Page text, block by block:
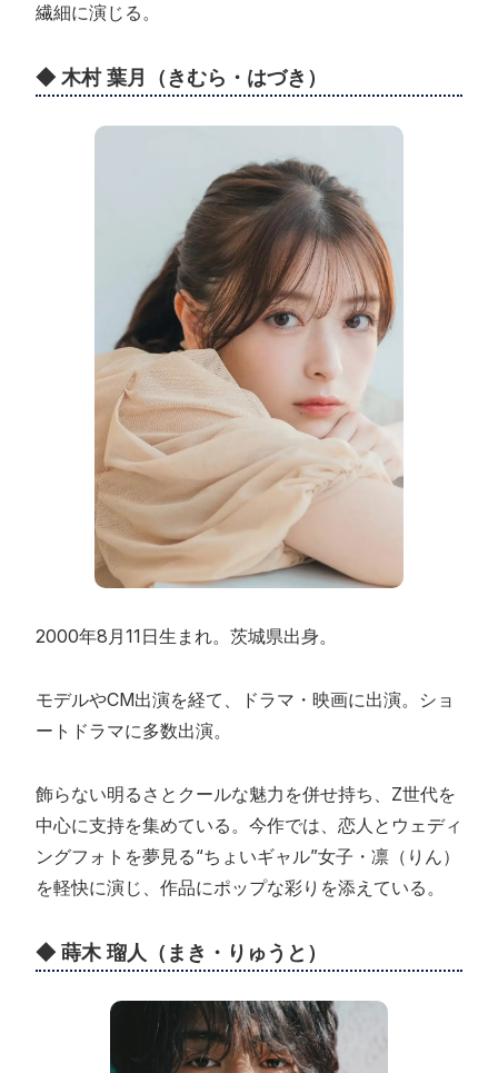
繊細に演じる。
◆ 木村 葉月（きむら・はづき）
2000年8月11日生まれ。茨城県出身。
モデルやCM出演を経て、ドラマ・映画に出演。ショ
ートドラマに多数出演。
飾らない明るさとクールな魅力を併せ持ち、Z世代を
中心に支持を集めている。今作では、恋人とウェディ
ングフォトを夢見る“ちょいギャル”女子・凛（りん）
を軽快に演じ、作品にポップな彩りを添えている。
◆ 蒔木 瑠人（まき・りゅうと）